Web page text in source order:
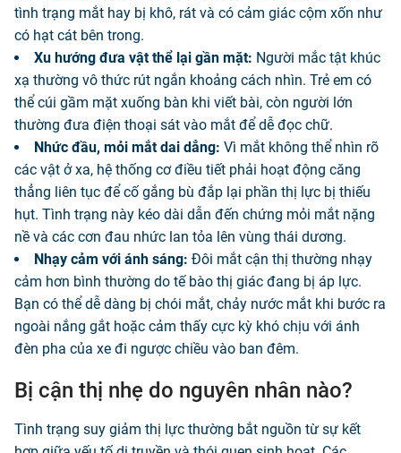
tình trạng mắt hay bị khô, rát và có cảm giác cộm xốn như
có hạt cát bên trong.
Xu hướng đưa vật thể lại gần mặt: Người mắc tật khúc
xạ thường vô thức rút ngắn khoảng cách nhìn. Trẻ em có
thể cúi gầm mặt xuống bàn khi viết bài, còn người lớn
thường đưa điện thoại sát vào mắt để dễ đọc chữ.
Nhức đầu, mỏi mắt dai dẳng: Vì mắt không thể nhìn rõ
các vật ở xa, hệ thống cơ điều tiết phải hoạt động căng
thẳng liên tục để cố gắng bù đắp lại phần thị lực bị thiếu
hụt. Tình trạng này kéo dài dẫn đến chứng mỏi mắt nặng
nề và các cơn đau nhức lan tỏa lên vùng thái dương.
Nhạy cảm với ánh sáng: Đôi mắt cận thị thường nhạy
cảm hơn bình thường do tế bào thị giác đang bị áp lực.
Bạn có thể dễ dàng bị chói mắt, chảy nước mắt khi bước ra
ngoài nắng gắt hoặc cảm thấy cực kỳ khó chịu với ánh
đèn pha của xe đi ngược chiều vào ban đêm.
Bị cận thị nhẹ do nguyên nhân nào?
Tình trạng suy giảm thị lực thường bắt nguồn từ sự kết